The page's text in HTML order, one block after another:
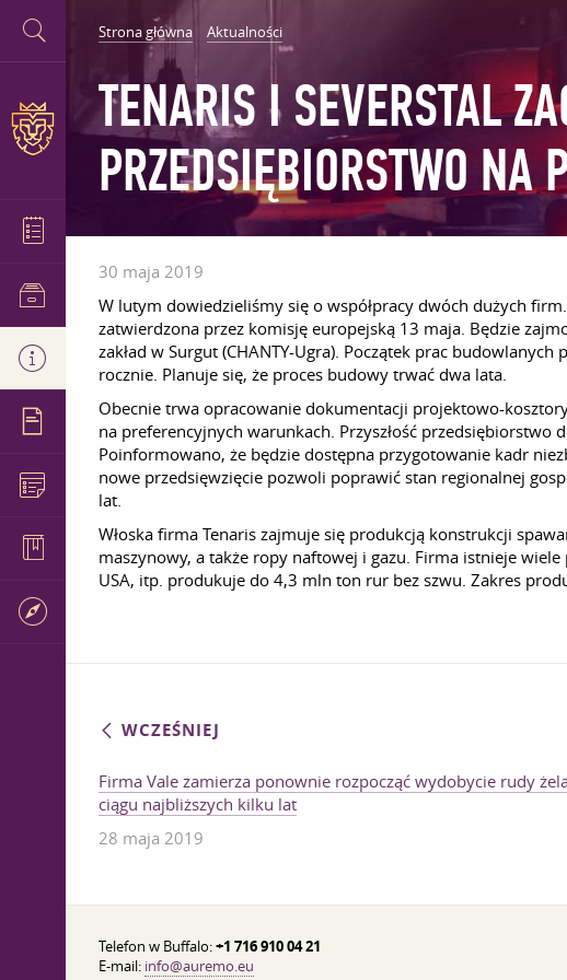
Strona główna Aktualności
TENARIS I SEVERSTAL
PRZEDSIĘBIORSTWO NA
30 maja 2019
W lutym dowiedzieliśmy się o współpracy dwóch dużych
zatwierdzona przez komisję europejską 13 maja. Będzie
zakład w Surgut (CHANTY-Ugra). Początek prac
rocznie. Planuje się, że proces budowy trwać dwa lata.
Obecnie trwa opracowanie dokumentacji projektowo-
na preferencyjnych warunkach. Przyszłość przedsiębiorstwo
Poinformowano, że będzie dostępna przygotowanie kadr
nowe przedsięwzięcie pozwoli poprawić stan regionalnej
lat.
Włoska firma Tenaris zajmuje się produkcją konstrukcji
maszynowy, a także ropy naftowej i gazu. Firma istnieje
USA, itp. produkuje do 4,3 mln ton rur bez szwu. Zakres
WCZEŚNIEJ
Firma Vale zamierza ponownie rozpocząć wydobycie rudy
ciągu najbliższych kilku lat
28 maja 2019
Telefon w Buffalo:+1 716 910 04 21
E-mail: info@auremo.eu